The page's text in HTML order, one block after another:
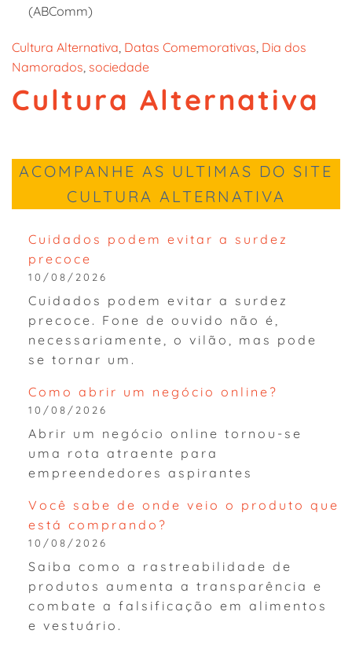
(ABComm)
Cultura Alternativa Datas Comemorativas Dia dos
Namorados sociedade
Cultura Alternativa
ACOMPANHE AS ULTIMAS DO SITE
CULTURA ALTERNATIVA
Cuidados podem evitar a surdez
precoce
10/08/2026
Cuidados podem evitar a surdez
precoce. Fone de ouvido não é,
necessariamente, o vilão, mas pode
se tornar um.
Como abrir um negócio online?
10/08/2026
Abrir um negócio online tornou-se
uma rota atraente para
empreendedores aspirantes
Você sabe de onde veio o produto que
está comprando?
10/08/2026
Saiba como a rastreabilidade de
produtos aumenta a transparência e
combate a falsificação em alimentos
e vestuário.